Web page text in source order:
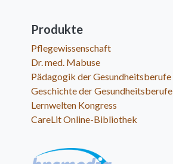
Produkte
Pflegewissenschaft
Dr. med. Mabuse
Pädagogik der Gesundheitsberufe
Geschichte der Gesundheitsberufe
Lernwelten Kongress
CareLit Online-Bibliothek